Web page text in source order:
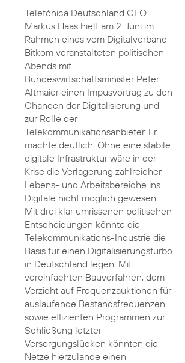
Telefónica Deutschland CEO
Markus Haas hielt am 2. Juni im
Rahmen eines vom Digitalverband
Bitkom veranstalteten politischen
Abends mit
Bundeswirtschaftsminister Peter
Altmaier einen Impusvortrag zu den
Chancen der Digitalisierung und
zur Rolle der
Telekommunikationsanbieter. Er
machte deutlich: Ohne eine stabile
digitale Infrastruktur wäre in der
Krise die Verlagerung zahlreicher
Lebens- und Arbeitsbereiche ins
Digitale nicht möglich gewesen.
Mit drei klar umrissenen politischen
Entscheidungen könnte die
Telekommunikations-Industrie die
Basis für einen Digitalisierungsturbo
in Deutschland legen. Mit
vereinfachten Bauverfahren, dem
Verzicht auf Frequenzauktionen für
auslaufende Bestandsfrequenzen
sowie effizienten Programmen zur
Schließung letzter
Versorgungslücken könnten die
Netze hierzulande einen